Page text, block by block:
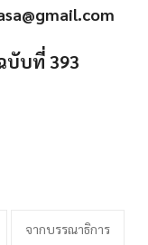
บับที่ 393
จากบรรณาธิการ